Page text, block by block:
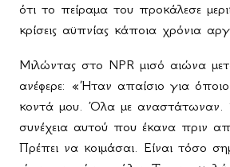
ότι το πείραμα του προκάλεσε
κρίσεις αϋπνίας κάποια χρόνια
Μιλώντας στο NPR μισό αιώνα
ανέφερε: «Ήταν απαίσιο για
κοντά μου. Όλα με αναστάτωναν.
συνέχεια αυτού που έκανα πριν
Πρέπει να κοιμάσαι. Είναι τόσο